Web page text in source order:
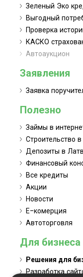
Зеленый Эко
Выгодный
Проверка
КАСКО
Автоаукцион
Заявления
Заявка
Полезно
Займы в
Строительство
Депозиты в
Финансовый
Все кредиты
Акции
Новости
Е-комерция
Автоторговля
Для бизнеса
Решения для
Разработка